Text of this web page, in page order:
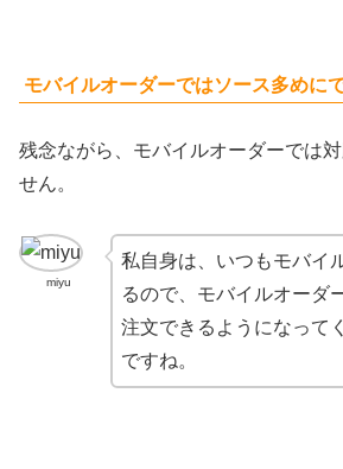
モバイルオーダーではソース多めに
残念ながら、モバイルオーダーでは
せん。
miyu
私自身は、いつもモバイ
るので、モバイルオーダ
注文できるようになって
ですね。